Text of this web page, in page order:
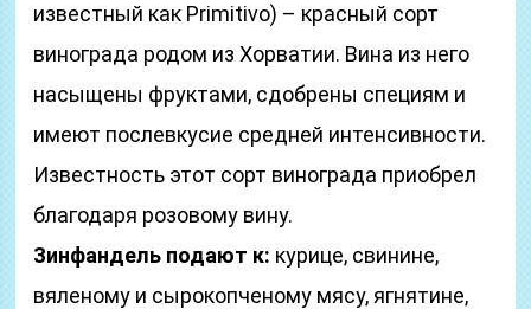
известный как Primitivo) – красный сорт
винограда родом из Хорватии. Вина из него
насыщены фруктами, сдобрены специям и
имеют послевкусие средней интенсивности.
Известность этот сорт винограда приобрел
благодаря розовому вину.
Зинфандель подают к: курице, свинине,
вяленому и сырокопченому мясу, ягнятине,